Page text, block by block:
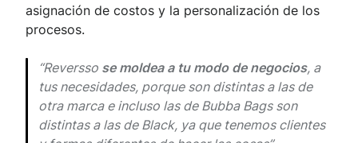
asignación de costos y la personalización de los
procesos.
“Reversso se moldea a tu modo de negocios, a
tus necesidades, porque son distintas a las de
otra marca e incluso las de Bubba Bags son
distintas a las de Black, ya que tenemos clientes